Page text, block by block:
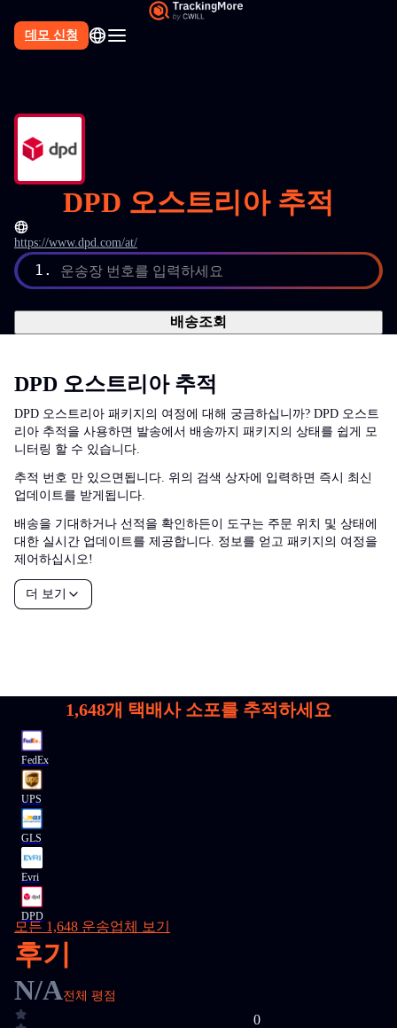
데모 신청
DPD 오스트리아 추적
https://www.dpd.com/at/
1. 운송장 번호를 입력하세요
배송조회
DPD 오스트리아 추적
DPD 오스트리아 패키지의 여정에 대해 궁금하십니까? DPD 오스트
리아 추적을 사용하면 발송에서 배송까지 패키지의 상태를 쉽게 모
니터링 할 수 있습니다.
추적 번호 만 있으면됩니다. 위의 검색 상자에 입력하면 즉시 최신
업데이트를 받게됩니다.
배송을 기대하거나 선적을 확인하든이 도구는 주문 위치 및 상태에
대한 실시간 업데이트를 제공합니다. 정보를 얻고 패키지의 여정을
제어하십시오!
더 보기
1,648개 택배사 소포를 추적하세요
FedEx
UPS
GLS
Evri
DPD
모든 1,648 운송업체 보기
후기
N/A전체 평점
0